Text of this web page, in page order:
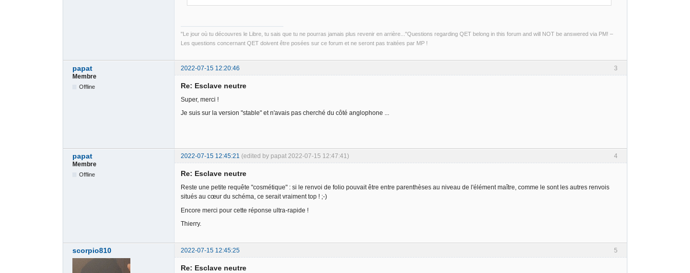
"Le jour où tu découvres le Libre, tu sais que tu ne pourras jamais plus revenir en arrière..."Questions regarding QET belong in this forum and will NOT be answered via PM! –
Les questions concernant QET doivent être posées sur ce forum et ne seront pas traitées par MP !
3
papat
2022-07-15 12:20:46
Membre
Offline Re: Esclave neutre
Super, merci !
Je suis sur la version "stable" et n'avais pas cherché du côté anglophone ...
4
papat 2022-07-15 12:45:21 (edited by papat 2022-07-15 12:47:41)
Membre
Offline Re: Esclave neutre
Reste une petite requête "cosmétique" : si le renvoi de folio pouvait être entre parenthèses au niveau de l'élément maître, comme le sont les autres renvois
situés au cœur du schéma, ce serait vraiment top ! ;-)
Encore merci pour cette réponse ultra-rapide !
Thierry.
5
scorpio810 2022-07-15 12:45:25
Re: Esclave neutre